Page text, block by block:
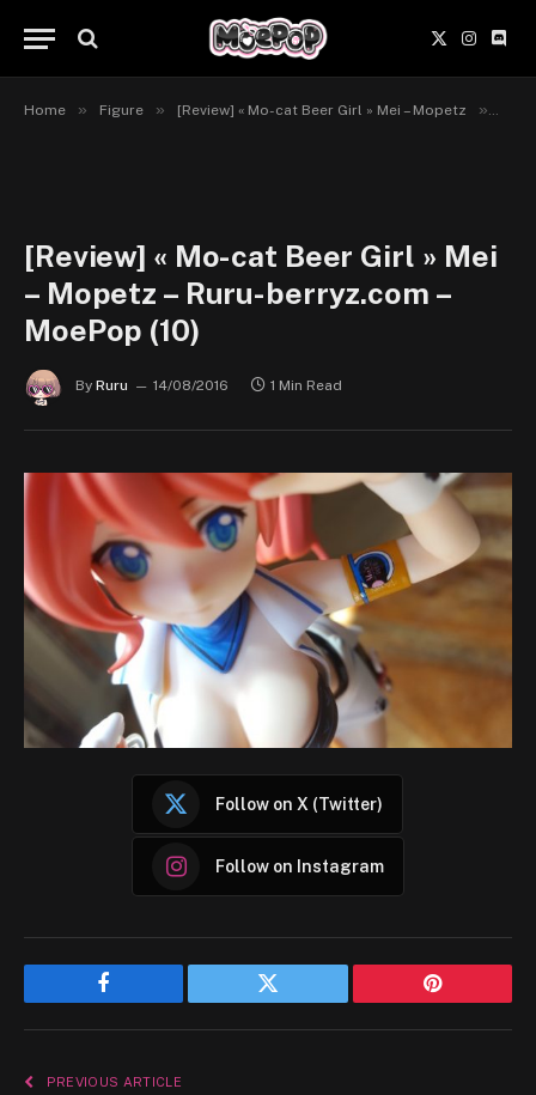
X
(Twitter)
Home » Figure » [Review] « Mo-cat Beer Girl » Mei – Mopetz »
[Review] « Mo-cat Beer Girl » Mei
– Mopetz – Ruru-berryz.com –
MoePop (10)
By Ruru 14/08/2016 1 Min Read
Follow on X (Twitter)
Follow on Instagram
Facebook Twitter Pinterest
PREVIOUS ARTICLE